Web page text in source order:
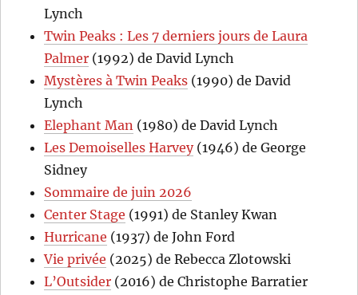
Lynch
Twin Peaks : Les 7 derniers jours de Laura
Palmer (1992) de David Lynch
Mystères à Twin Peaks (1990) de David
Lynch
Elephant Man (1980) de David Lynch
Les Demoiselles Harvey(1946) de George
Sidney
Sommaire de juin 2026
Center Stage (1991) de Stanley Kwan
Hurricane (1937) de John Ford
Vie privée (2025) de Rebecca Zlotowski
L’Outsider (2016) de Christophe Barratier